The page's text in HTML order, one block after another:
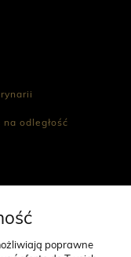
odległość
poprawne